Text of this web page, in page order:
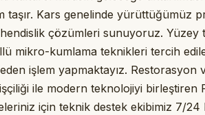
taşır. Kars genelinde yürüttüğümüz
çözümleri sunuyoruz. Yüzey
mikro-kumlama teknikleri tercih
işlem yapmaktayız.
ile modern teknolojiyi birleştiren
için teknik destek ekibimiz 7/24